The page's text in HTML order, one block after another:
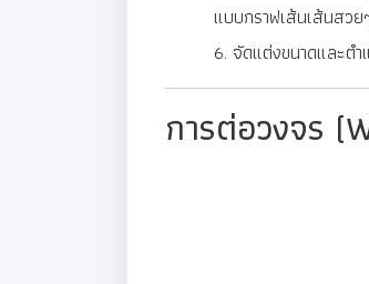
แบบกราฟเส้นเส้นสว
จัดแต่งขนาดและต
การต่อวงจร